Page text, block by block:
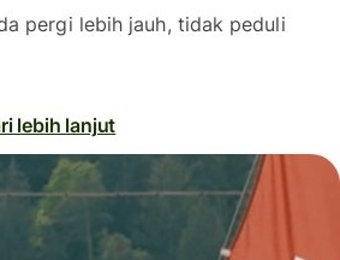
pergi lebih jauh, tidak peduli
lebih lanjut